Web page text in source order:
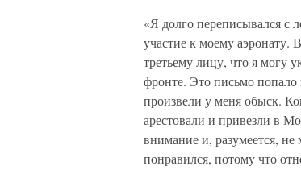
«Я долго переписывался
участие к моему аэронату.
третьему лицу, что я могу
фронте. Это письмо
произвели у меня обыск.
арестовали и привезли в
внимание и, разумеется,
понравился, потому что